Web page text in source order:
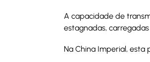
A capacidade de
estagnadas, carregadas
Na China Imperial, esta